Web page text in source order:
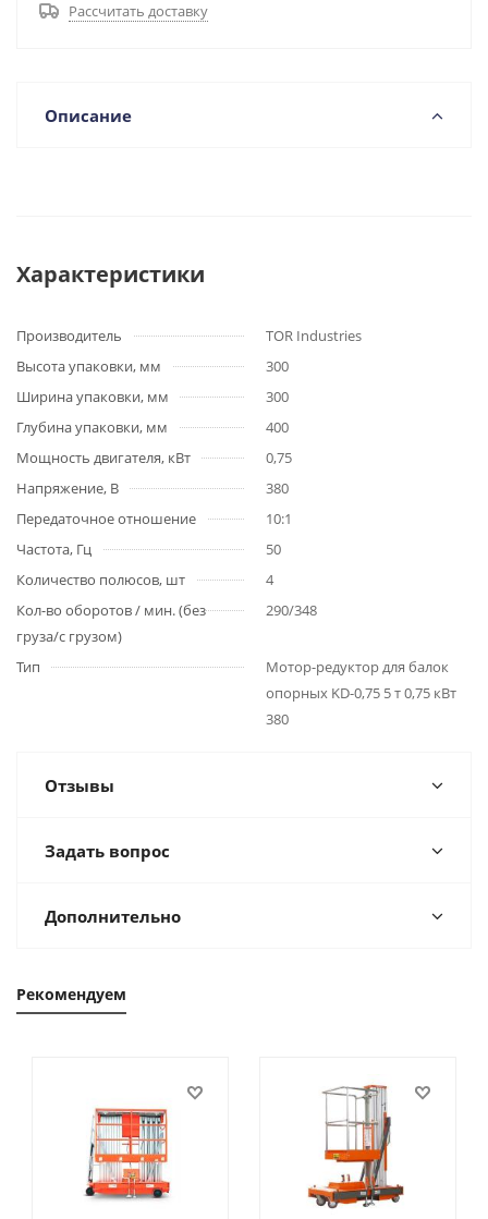
Рассчитать доставку
Описание
Характеристики
Производитель
TOR Industries
Высота упаковки, мм
300
Ширина упаковки, мм
300
Глубина упаковки, мм
400
Мощность двигателя, кВт
0,75
Напряжение, В
380
Передаточное отношение
10:1
Частота, Гц
50
Количество полюсов, шт
4
Кол-во оборотов / мин. (без
груза/с грузом)
290/348
Тип
Мотор-редуктор для балок
опорных KD-0,75 5 т 0,75 кВт
380
Отзывы
Задать вопрос
Дополнительно
Рекомендуем